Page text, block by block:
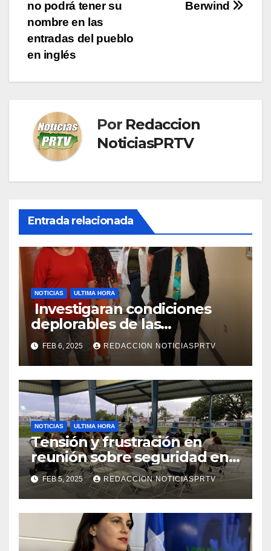
entradas
Berwind
no podrá tener su
nombre en las
entradas del pueblo
en inglés
Por Redaccion
NoticiasPRTV
Entrada relacionada
NOTICIAS ULTIMA HORA
Investigaran condiciones
deplorables de las
facilidades el Departamento
de la Salud en Mayagüez
FEB 6, 2025 REDACCION NOTICIASPRTV
NOTICIAS ULTIMA HORA
Tensión y frustración en
reunión sobre seguridad en
Reparto Metropolitano
FEB 5, 2025 REDACCION NOTICIASPRTV